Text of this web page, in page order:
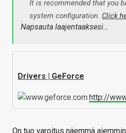
It is recommended that you
system configuration. Click
Napsauta laajentaaksesi…
Drivers | GeForce
http://
On tuo varoitus näemmä